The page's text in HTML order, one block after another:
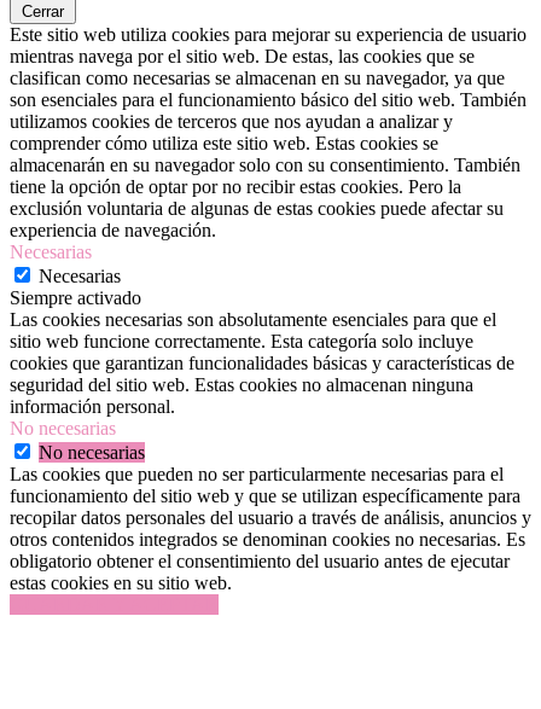
Cerrar
Este sitio web utiliza cookies para mejorar su experiencia de usuario
mientras navega por el sitio web. De estas, las cookies que se
clasifican como necesarias se almacenan en su navegador, ya que
son esenciales para el funcionamiento básico del sitio web. También
utilizamos cookies de terceros que nos ayudan a analizar y
comprender cómo utiliza este sitio web. Estas cookies se
almacenarán en su navegador solo con su consentimiento. También
tiene la opción de optar por no recibir estas cookies. Pero la
exclusión voluntaria de algunas de estas cookies puede afectar su
experiencia de navegación.
Necesarias
Necesarias
Siempre activado
Las cookies necesarias son absolutamente esenciales para que el
sitio web funcione correctamente. Esta categoría solo incluye
cookies que garantizan funcionalidades básicas y características de
seguridad del sitio web. Estas cookies no almacenan ninguna
información personal.
No necesarias
No necesarias
Las cookies que pueden no ser particularmente necesarias para el
funcionamiento del sitio web y que se utilizan específicamente para
recopilar datos personales del usuario a través de análisis, anuncios y
otros contenidos integrados se denominan cookies no necesarias. Es
obligatorio obtener el consentimiento del usuario antes de ejecutar
estas cookies en su sitio web.